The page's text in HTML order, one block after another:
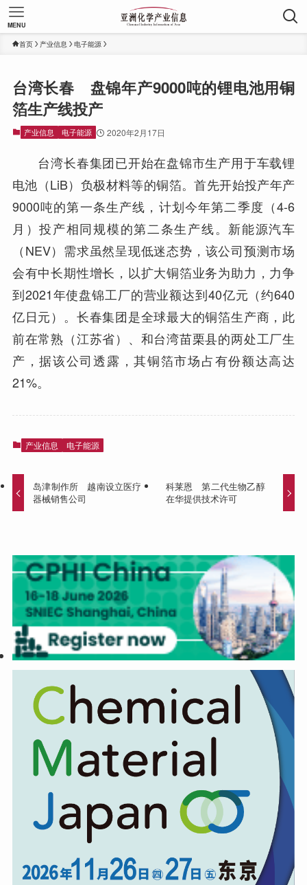
MENU
首页 产业信息 电子能源
台湾长春 盘锦年产9000吨的锂电池用铜
箔生产线投产
产业信息 电子能源 2020年2月17日
台湾长春集团已开始在盘锦市生产用于车载锂
电池（LiB）负极材料等的铜箔。首先开始投产年产
9000吨的第一条生产线，计划今年第二季度（4-6
月）投产相同规模的第二条生产线。新能源汽车
（NEV）需求虽然呈现低迷态势，该公司预测市场
会有中长期性增长，以扩大铜箔业务为助力，力争
到2021年使盘锦工厂的营业额达到40亿元（约640
亿日元）。长春集团是全球最大的铜箔生产商，此
前在常熟（江苏省）、和台湾苗栗县的两处工厂生
产，据该公司透露，其铜箔市场占有份额达高达
21%。
产业信息 电子能源
岛津制作所 越南设立医疗
器械销售公司
科莱恩 第二代生物乙醇
在华提供技术许可